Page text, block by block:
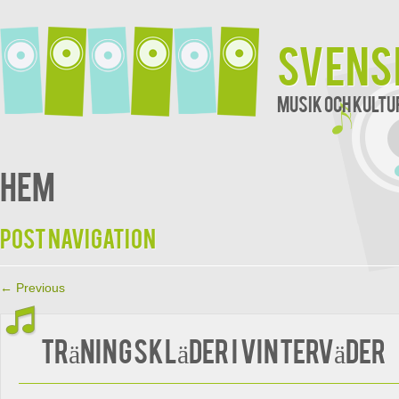
Musik och
Hem
Post navigation
← Previous
Träningskläder i vinterväder